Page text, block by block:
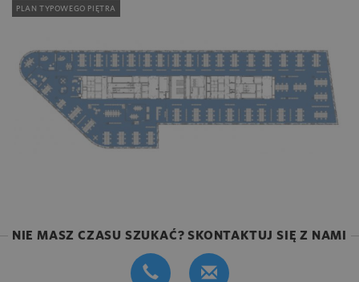
PLAN TYPOWEGO PIĘTRA
NIE MASZ CZASU SZUKAĆ? SKONTAKTUJ SIĘ Z NAMI